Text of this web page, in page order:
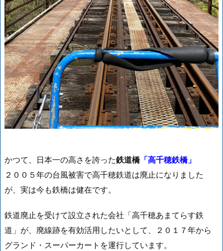
かつて、日本一の高さを誇った鉄道橋「高千穂鉄橋」
２００５年の台風被害で高千穂鉄道は廃止になりました
が、実は今も鉄橋は健在です。
鉄道廃止を受けて設立された会社「高千穂あまてらす鉄
道」が、廃線跡を有効活用したいとして、２０１７年から
グランド・スーパーカートを運行しています。